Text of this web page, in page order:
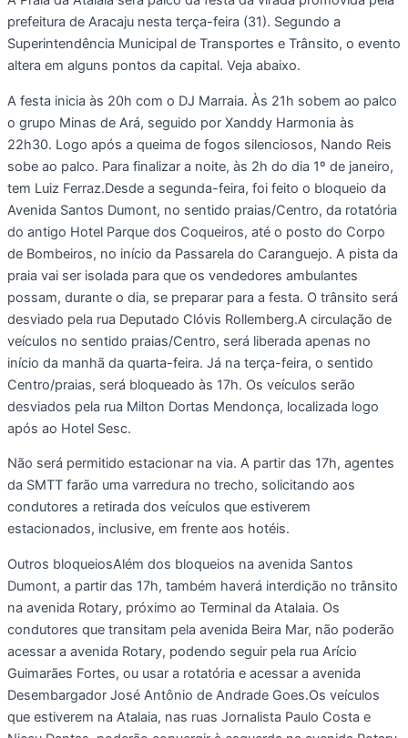
prefeitura de Aracaju nesta terça-feira (31). Segundo a
Superintendência Municipal de Transportes e Trânsito, o evento
altera em alguns pontos da capital. Veja abaixo.
A festa inicia às 20h com o DJ Marraia. Às 21h sobem ao palco
o grupo Minas de Ará, seguido por Xanddy Harmonia às
22h30. Logo após a queima de fogos silenciosos, Nando Reis
sobe ao palco. Para finalizar a noite, às 2h do dia 1º de janeiro,
tem Luiz Ferraz.Desde a segunda-feira, foi feito o bloqueio da
Avenida Santos Dumont, no sentido praias/Centro, da rotatória
do antigo Hotel Parque dos Coqueiros, até o posto do Corpo
de Bombeiros, no início da Passarela do Caranguejo. A pista da
praia vai ser isolada para que os vendedores ambulantes
possam, durante o dia, se preparar para a festa. O trânsito será
desviado pela rua Deputado Clóvis Rollemberg.A circulação de
veículos no sentido praias/Centro, será liberada apenas no
início da manhã da quarta-feira. Já na terça-feira, o sentido
Centro/praias, será bloqueado às 17h. Os veículos serão
desviados pela rua Milton Dortas Mendonça, localizada logo
após ao Hotel Sesc.
Não será permitido estacionar na via. A partir das 17h, agentes
da SMTT farão uma varredura no trecho, solicitando aos
condutores a retirada dos veículos que estiverem
estacionados, inclusive, em frente aos hotéis.
Outros bloqueiosAlém dos bloqueios na avenida Santos
Dumont, a partir das 17h, também haverá interdição no trânsito
na avenida Rotary, próximo ao Terminal da Atalaia. Os
condutores que transitam pela avenida Beira Mar, não poderão
acessar a avenida Rotary, podendo seguir pela rua Arício
Guimarães Fortes, ou usar a rotatória e acessar a avenida
Desembargador José Antônio de Andrade Goes.Os veículos
que estiverem na Atalaia, nas ruas Jornalista Paulo Costa e